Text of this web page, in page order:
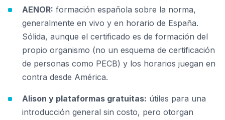
AENOR: formación española sobre la norma,
generalmente en vivo y en horario de España.
Sólida, aunque el certificado es de formación del
propio organismo (no un esquema de certificación
de personas como PECB) y los horarios juegan en
contra desde América.
Alison y plataformas gratuitas: útiles para una
introducción general sin costo, pero otorgan